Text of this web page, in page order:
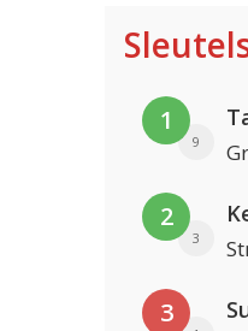
1
9
2
3
3